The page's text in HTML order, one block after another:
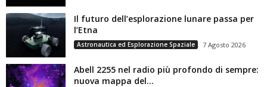
Il futuro dell’esplorazione lunare passa per
l’Etna
Astronautica ed Esplorazione Spaziale 7 Agosto 2026
Abell 2255 nel radio più profondo di sempre:
nuova mappa del...